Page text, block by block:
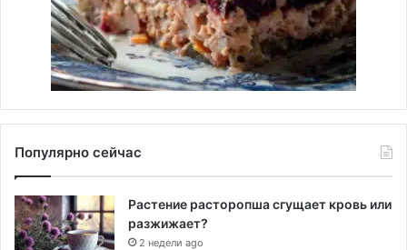
Популярно сейчас
Растение расторопша сгущает кровь или
разжижает?
2 недели ago